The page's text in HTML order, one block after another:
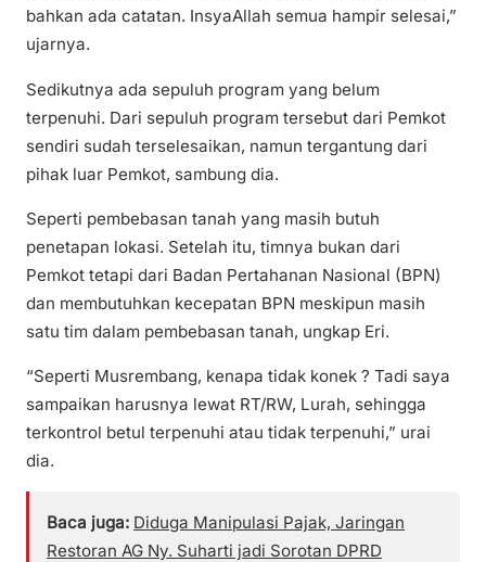
bahkan ada catatan. InsyaAllah semua hampir selesai,”
ujarnya.
Sedikutnya ada sepuluh program yang belum
terpenuhi. Dari sepuluh program tersebut dari Pemkot
sendiri sudah terselesaikan, namun tergantung dari
pihak luar Pemkot, sambung dia.
Seperti pembebasan tanah yang masih butuh
penetapan lokasi. Setelah itu, timnya bukan dari
Pemkot tetapi dari Badan Pertahanan Nasional (BPN)
dan membutuhkan kecepatan BPN meskipun masih
satu tim dalam pembebasan tanah, ungkap Eri.
“Seperti Musrembang, kenapa tidak konek ? Tadi saya
sampaikan harusnya lewat RT/RW, Lurah, sehingga
terkontrol betul terpenuhi atau tidak terpenuhi,” urai
dia.
Baca juga: Diduga Manipulasi Pajak, Jaringan
Restoran AG Ny. Suharti jadi Sorotan DPRD